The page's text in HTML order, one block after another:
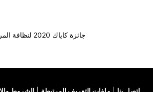
جائزة كاياك 2020 لنظافة المركبات